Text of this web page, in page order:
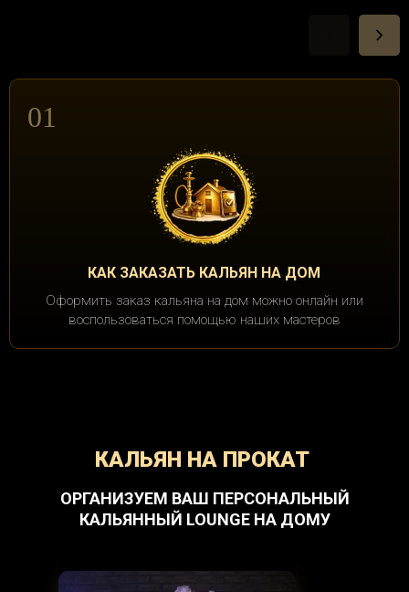
01
КАК ЗАКАЗАТЬ КАЛЬЯН НА ДОМ
Оформить заказ кальяна на дом можно онлайн или
воспользоваться помощью наших мастеров
КАЛЬЯН НА ПРОКАТ
ОРГАНИЗУЕМ ВАШ ПЕРСОНАЛЬНЫЙ
КАЛЬЯННЫЙ LOUNGE НА ДОМУ